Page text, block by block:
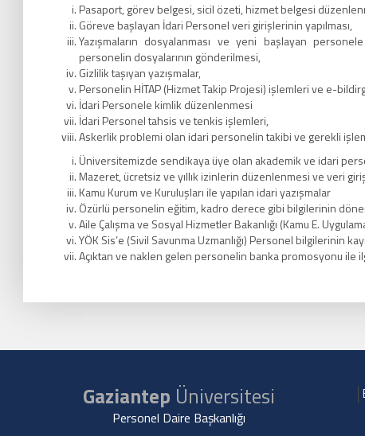
Pasaport, görev belgesi, sicil özeti, hizmet belgesi
Göreve başlayan İdari Personel veri girişlerinin yapılması,
Yazışmaların dosyalanması ve yeni başlayan
personelin dosyalarının gönderilmesi,
Gizlilik taşıyan yazışmalar,
Personelin HİTAP (Hizmet Takip Projesi) işlemleri ve e-
İdari Personele kimlik düzenlenmesi
İdari Personel tahsis ve tenkis işlemleri,
Askerlik problemi olan idari personelin takibi ve gerekli
Üniversitemizde sendikaya üye olan akademik ve idari
Mazeret, ücretsiz ve yıllık izinlerin düzenlenmesi ve veri
Kamu Kurum ve Kuruluşları ile yapılan idari yazışmalar
Özürlü personelin eğitim, kadro derece gibi bilgilerinin
Aile Çalışma ve Sosyal Hizmetler Bakanlığı (Kamu E.
YÖK Sis’e (Sivil Savunma Uzmanlığı) Personel bilgilerinin
Açıktan ve naklen gelen personelin banka promosyonu ile
Gaziantep Üniversitesi
Personel Daire Başkanlığı